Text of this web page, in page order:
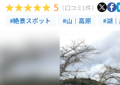
5 （口コミ1件）
#絶景スポット #山｜高原 #湖